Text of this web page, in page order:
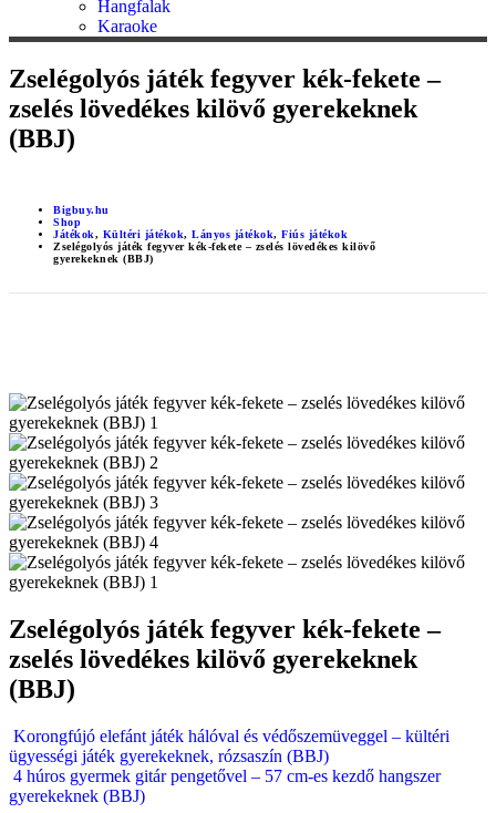
Hangfalak
Karaoke
Zselégolyós játék fegyver kék-fekete –
zselés lövedékes kilövő gyerekeknek
(BBJ)
Bigbuy.hu
Shop
Játékok, Kültéri játékok, Lányos játékok, Fiús játékok
Zselégolyós játék fegyver kék-fekete – zselés lövedékes kilövő
gyerekeknek (BBJ)
Zselégolyós játék fegyver kék-fekete –
zselés lövedékes kilövő gyerekeknek
(BBJ)
Korongfújó elefánt játék hálóval és védőszemüveggel – kültéri
ügyességi játék gyerekeknek, rózsaszín (BBJ)
4 húros gyermek gitár pengetővel – 57 cm-es kezdő hangszer
gyerekeknek (BBJ)